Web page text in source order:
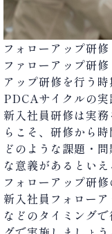
フォローアップ研
ファローアップ研
アップ研修を行う
PDCAサイクルの実
新入社員研修は実
らこそ、研修から
どのような課題・
な意義があるといえ
フォローアップ研
新入社員フォロー
などのタイミング